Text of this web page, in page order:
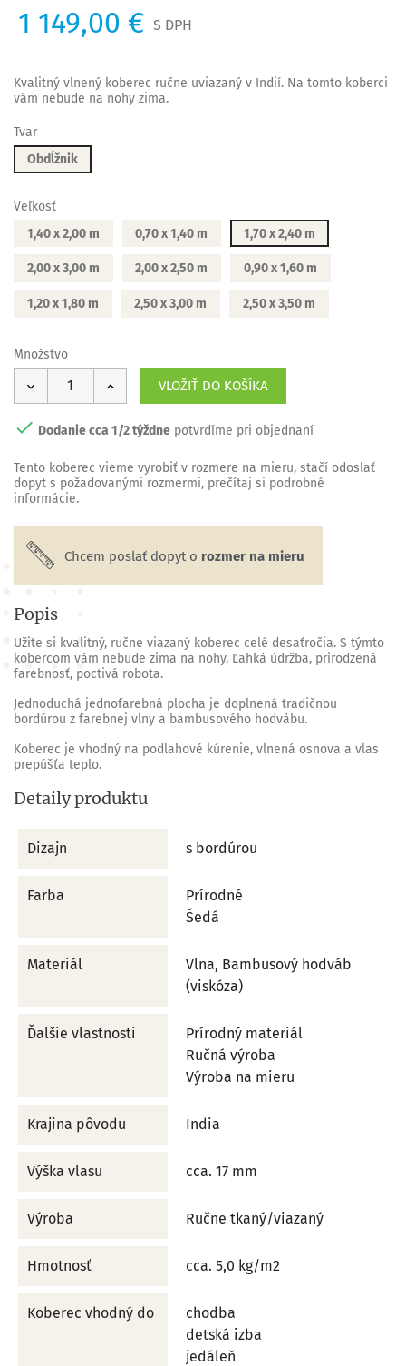
1 149,00 € S DPH
Kvalitný vlnený koberec ručne uviazaný v Indií. Na tomto koberci
vám nebude na nohy zima.
Tvar
Obdĺžnik
Veľkosť
1,40 x 2,00 m
0,70 x 1,40 m 1,70 x 2,40 m
2,00 x 3,00 m 2,00 x 2,50 m 0,90 x 1,60 m
1,20 x 1,80 m 2,50 x 3,00 m 2,50 x 3,50 m
Množstvo
VLOŽIŤ DO KOŠÍKA
 Dodanie cca 1/2 týždne potvrdíme pri objednaní
Tento koberec vieme vyrobiť v rozmere na mieru, stačí odoslať
dopyt s požadovanými rozmermi, prečítaj si podrobné
informácie.
Chcem poslať dopyt o rozmer na mieru
Popis
Užite si kvalitný, ručne viazaný koberec celé desaťročia. S týmto
kobercom vám nebude zima na nohy. Ľahká údržba, prirodzená
farebnosť, poctivá robota.
Jednoduchá jednofarebná plocha je doplnená tradičnou
bordúrou z farebnej vlny a bambusového hodvábu.
Koberec je vhodný na podlahové kúrenie, vlnená osnova a vlas
prepúšťa teplo.
Detaily produktu
Dizajn s bordúrou
Farba
Prírodné
Šedá
Materiál
Vlna, Bambusový hodváb
(viskóza)
Ďalšie vlastnosti
Prírodný materiál
Ručná výroba
Výroba na mieru
Krajina pôvodu India
Výška vlasu cca. 17 mm
Výroba Ručne tkaný/viazaný
Hmotnosť cca. 5,0 kg/m2
Koberec vhodný do
chodba
detská izba
jedáleň